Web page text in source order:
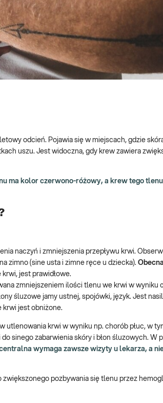
odcień. Pojawia się w miejscach, gdzie
uszu. Jest widoczna, gdy krew zawiera
ma kolor czerwono-różowy, a krew tego
naczyń i zmniejszenia przepływu krwi.
zimno (sine usta i zimne ręce u dziecka).
jest prawidłowe.
zmniejszeniem ilości tlenu we krwi w wyniku
śluzowe jamy ustnej, spojówki, język. Jest
krwi jest obniżone.
krwi w wyniku np. chorób płuc, w
sinego zabarwienia skóry i błon śluzowych. W
wymaga zawsze wizyty u lekarza, a
pozbywania się tlenu przez